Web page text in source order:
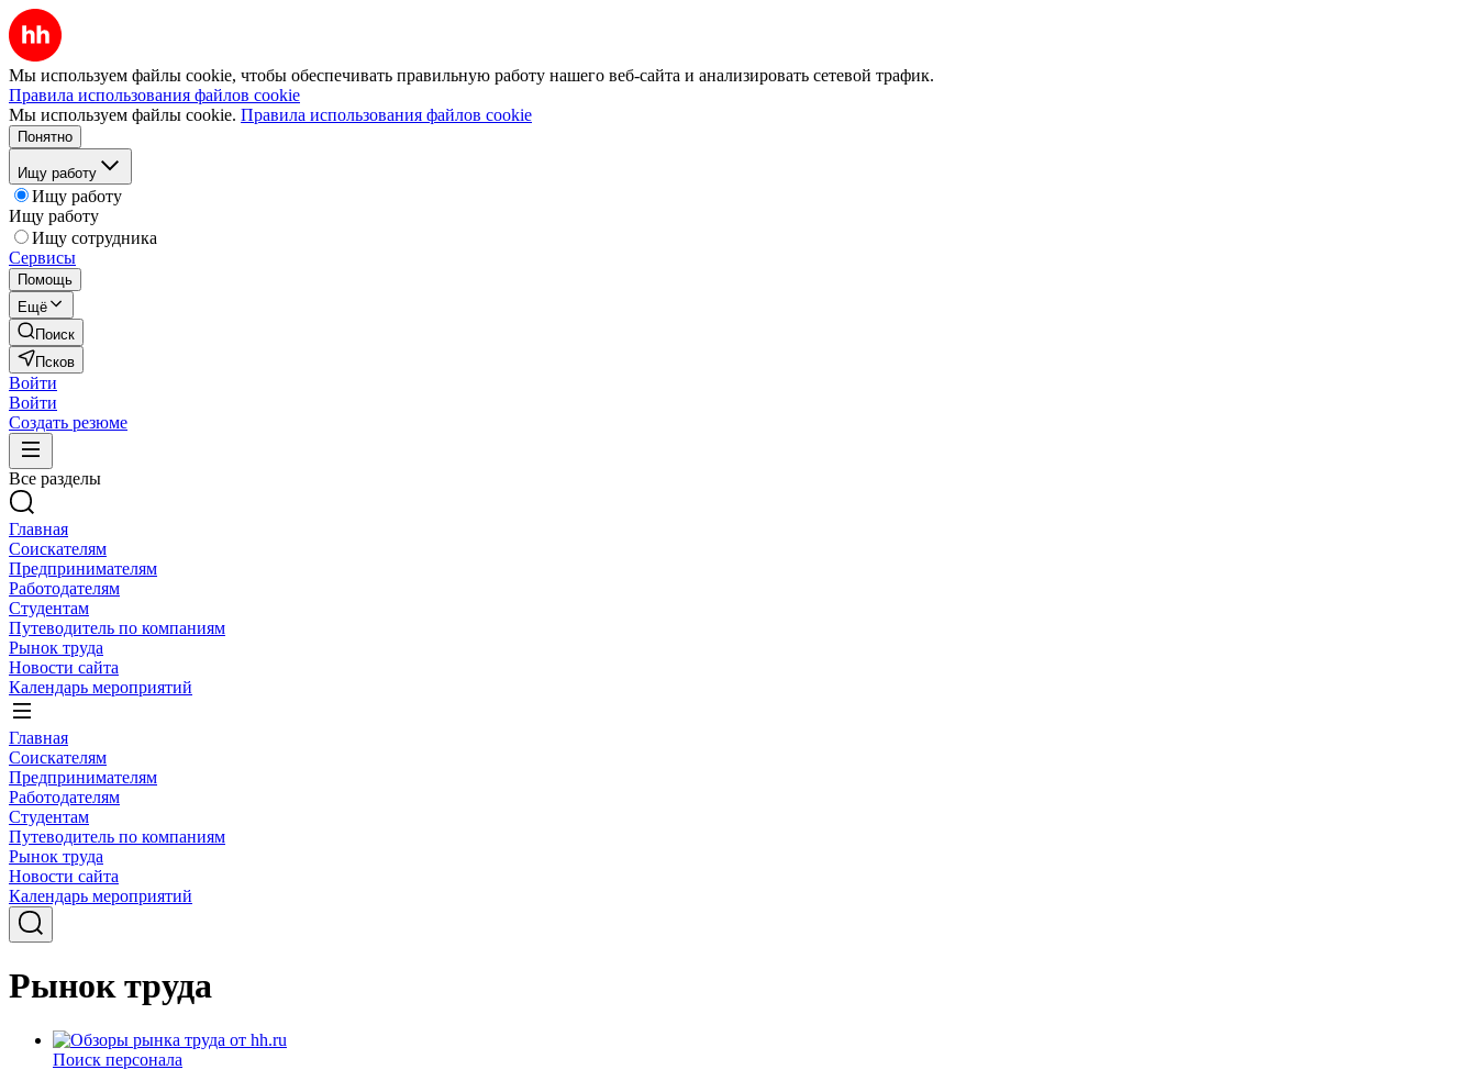
Мы используем файлы cookie, чтобы обеспечивать правильную работу нашего веб-сайта и анализировать сетевой трафик.
Правила использования файлов cookie
Мы используем файлы cookie. Правила использования файлов cookie
Понятно
Ищу работу
Ищу работу
Ищу работу
Ищу сотрудника
Сервисы
Помощь
Ещё
Поиск
Псков
Войти
Войти
Создать резюме
Все разделы
Главная
Соискателям
Предпринимателям
Работодателям
Студентам
Путеводитель по компаниям
Рынок труда
Новости сайта
Календарь мероприятий
Главная
Соискателям
Предпринимателям
Работодателям
Студентам
Путеводитель по компаниям
Рынок труда
Новости сайта
Календарь мероприятий
Рынок труда
Поиск персонала